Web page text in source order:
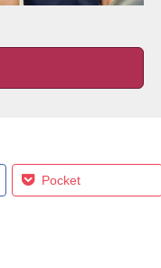
Pocket